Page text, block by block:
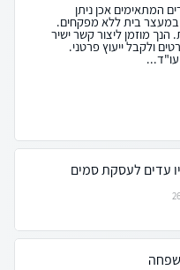
המתאימים אכן ניתן
במעצר בית ללא מפקחים.
הנך מוזמן ליצור קשר ישיר
ולקבל ייעוץ פרטני.
עדים לעסקת סמים